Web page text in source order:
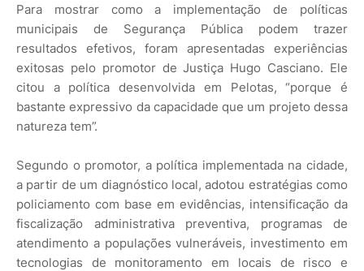
Para mostrar como a implementação de políticas
municipais de Segurança Pública podem trazer
resultados efetivos, foram apresentadas experiências
exitosas pelo promotor de Justiça Hugo Casciano. Ele
citou a política desenvolvida em Pelotas, “porque é
bastante expressivo da capacidade que um projeto dessa
natureza tem”.
Segundo o promotor, a política implementada na cidade,
a partir de um diagnóstico local, adotou estratégias como
policiamento com base em evidências, intensificação da
fiscalização administrativa preventiva, programas de
atendimento a populações vulneráveis, investimento em
tecnologias de monitoramento em locais de risco e